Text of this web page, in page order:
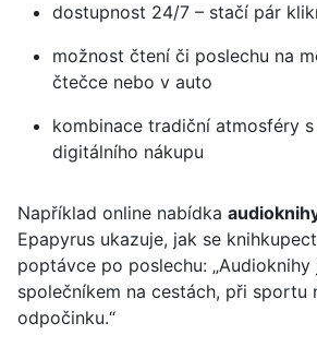
dostupnost 24/7 – stačí pár
možnost čtení či poslechu na
čtečce nebo v auto
kombinace tradiční atmosféry
digitálního nákupu
Například online nabídka
Epapyrus ukazuje, jak se
poptávce po poslechu: „Audioknihy
společníkem na cestách, při sportu
odpočinku.“